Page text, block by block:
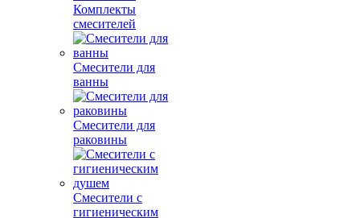
Комплекты
смесителей
Смесители для
ванны
Смесители для
раковины
Смесители с
гигиеническим